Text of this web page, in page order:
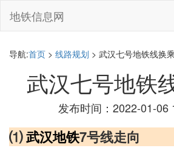
地铁信息网
导航:首页 > 线路规划 > 武汉七号地铁线换
武汉七号地铁
发布时间：2022-01-06
⑴武汉地铁7号线走向